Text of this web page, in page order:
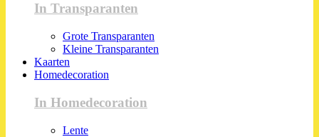
In Transparanten
Grote Transparanten
Kleine Transparanten
Kaarten
Homedecoration
In Homedecoration
Lente